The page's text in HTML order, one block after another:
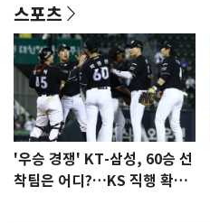
스포츠
'우승 경쟁' KT-삼성, 60승 선
착팀은 어디?…KS 직행 확률